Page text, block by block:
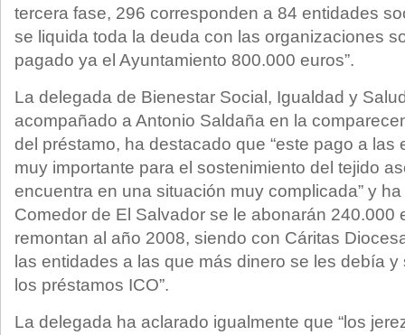
tercera fase, 296 corresponden a 84 entidades
se liquida toda la deuda con las organizaciones
pagado ya el Ayuntamiento 800.000 euros”.
La delegada de Bienestar Social, Igualdad y
acompañado a Antonio Saldaña en la
del préstamo, ha destacado que “este pago a las
muy importante para el sostenimiento del tejido
encuentra en una situación muy complicada” y
Comedor de El Salvador se le abonarán 240.000
remontan al año 2008, siendo con Cáritas
las entidades a las que más dinero se les debía
los préstamos ICO”.
La delegada ha aclarado igualmente que “los